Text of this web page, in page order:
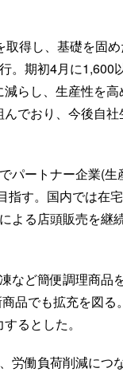
得し、基礎を固
。期初4月に1,600
らし、生産性を高
でおり、今後自社
パートナー企業(生
指す。国内では在
る店頭販売を継続
など簡便調理商品
品でも拡充を図る
るとした。
労働負荷削減につ